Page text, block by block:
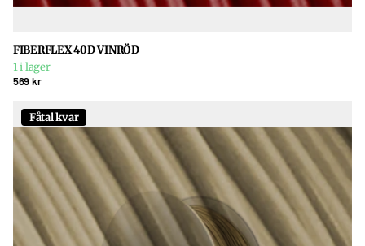
FIBERFLEX 40D VINRÖD
1 i lager
569 kr
Fåtal kvar